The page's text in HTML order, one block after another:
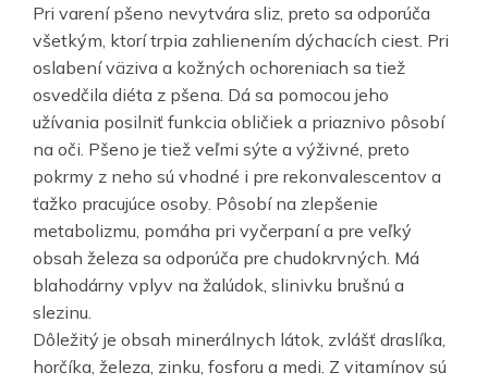
Pri varení pšeno nevytvára sliz, preto sa odporúča
všetkým, ktorí trpia zahlienením dýchacích ciest. Pri
oslabení väziva a kožných ochoreniach sa tiež
osvedčila diéta z pšena. Dá sa pomocou jeho
užívania posilniť funkcia obličiek a priaznivo pôsobí
na oči. Pšeno je tiež veľmi sýte a výživné, preto
pokrmy z neho sú vhodné i pre rekonvalescentov a
ťažko pracujúce osoby. Pôsobí na zlepšenie
metabolizmu, pomáha pri vyčerpaní a pre veľký
obsah železa sa odporúča pre chudokrvných. Má
blahodárny vplyv na žalúdok, slinivku brušnú a
slezinu.
Dôležitý je obsah minerálnych látok, zvlášť draslíka,
horčíka, železa, zinku, fosforu a medi. Z vitamínov sú